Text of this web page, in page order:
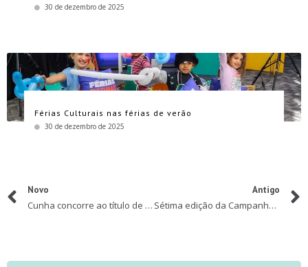
30 de dezembro de 2025
Férias Culturais nas férias de verão
30 de dezembro de 2025
Novo
Cunha concorre ao título de melhor destino de inverno do Brasil
Antigo
Sétima edição da Campanha Junho Lilás do Instituto Jô Clemente (IJC) reforça o Teste do Pezinho e sua importância no diagnóstico precoce de doenças